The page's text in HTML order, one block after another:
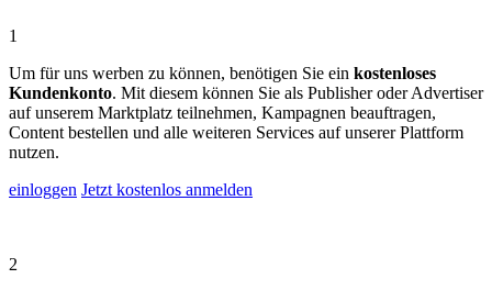
1
Um für uns werben zu können, benötigen Sie ein kostenloses
Kundenkonto. Mit diesem können Sie als Publisher oder Advertiser
auf unserem Marktplatz teilnehmen, Kampagnen beauftragen,
Content bestellen und alle weiteren Services auf unserer Plattform
nutzen.
einloggen Jetzt kostenlos anmelden
2